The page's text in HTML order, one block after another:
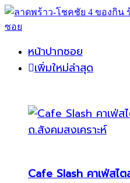
หน้าปากซอย
เพิ่มใหม่ล่าสุด
Cafe Slash คาเฟ่ส